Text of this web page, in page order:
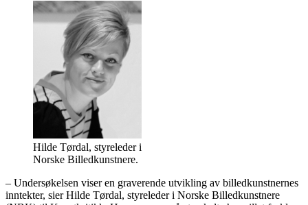
Hilde Tørdal, styreleder i
Norske Billedkunstnere.
– Undersøkelsen viser en graverende utvikling av billedkunstnernes
inntekter, sier Hilde Tørdal, styreleder i Norske Billedkunstnere